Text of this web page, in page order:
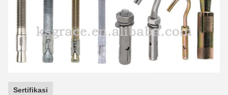
Sertifikasi